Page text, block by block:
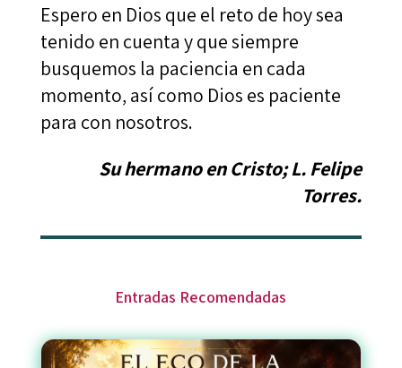
Espero en Dios que el reto de hoy sea
tenido en cuenta y que siempre
busquemos la paciencia en cada
momento, así como Dios es paciente
para con nosotros.
Su hermano en Cristo; L. Felipe
Torres.
Entradas Recomendadas